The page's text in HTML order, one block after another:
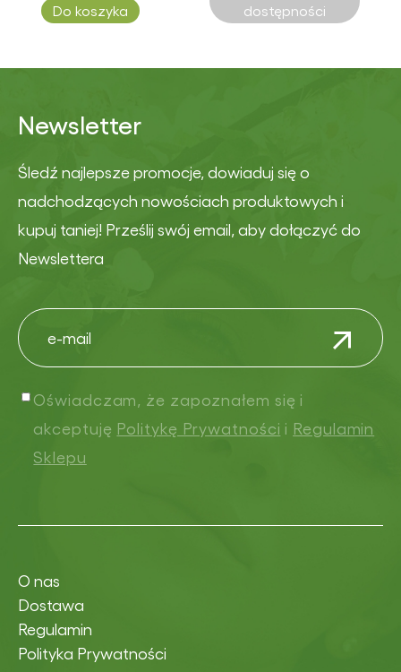
Do koszyka
dostępności
Newsletter
Śledź najlepsze promocje, dowiaduj się o
nadchodzących nowościach produktowych i
kupuj taniej! Prześlij swój email, aby dołączyć do
Newslettera
Oświadczam, że zapoznałem się i
akceptuję Politykę Prywatności i Regulamin
Sklepu
O nas
Dostawa
Regulamin
Polityka Prywatności